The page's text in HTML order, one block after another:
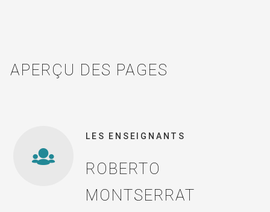
APERÇU DES PAGES
LES ENSEIGNANTS
ROBERTO
MONTSERRAT